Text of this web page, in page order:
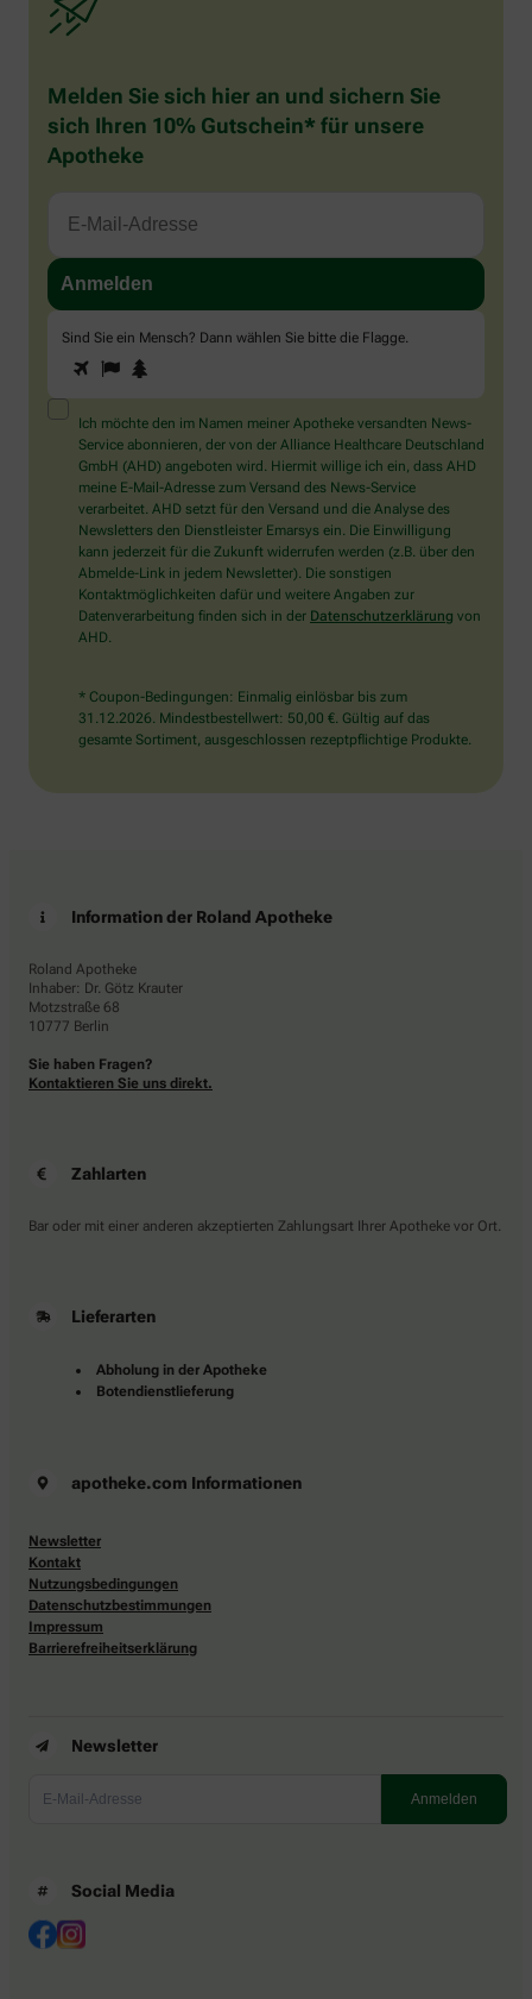
Melden Sie sich hier an und sichern Sie
sich Ihren 10% Gutschein* für unsere
Apotheke
Sind Sie ein Mensch? Dann wählen Sie bitte die Flagge
Sind
Sie
ein
Mensch?
Dann
wählen
Sie
bitte
die
Flagge.
1 2
Ich möchte den im Namen meiner Apotheke versandten News-
Service abonnieren, der von der Alliance Healthcare Deutschland
GmbH (AHD) angeboten wird. Hiermit willige ich ein, dass AHD
meine E-Mail-Adresse zum Versand des News-Service
verarbeitet. AHD setzt für den Versand und die Analyse des
Newsletters den Dienstleister Emarsys ein. Die Einwilligung
kann jederzeit für die Zukunft widerrufen werden (z.B. über den
Abmelde-Link in jedem Newsletter). Die sonstigen
Kontaktmöglichkeiten dafür und weitere Angaben zur
Datenverarbeitung finden sich in der Datenschutzerklärung von
AHD.
* Coupon-Bedingungen: Einmalig einlösbar bis zum
31.12.2026. Mindestbestellwert: 50,00 €. Gültig auf das
gesamte Sortiment, ausgeschlossen rezeptpflichtige Produkte.
Information der Roland Apotheke
Roland Apotheke
Inhaber: Dr. Götz Krauter
Motzstraße 68
10777 Berlin
Sie haben Fragen?
Kontaktieren Sie uns direkt.
Zahlarten
Bar oder mit einer anderen akzeptierten Zahlungsart Ihrer Apotheke vor Ort.
Lieferarten
Abholung in der Apotheke
Botendienstlieferung
apotheke.com Informationen
Newsletter
Kontakt
Nutzungsbedingungen
Datenschutzbestimmungen
Impressum
Barrierefreiheitserklärung
Newsletter
Social Media